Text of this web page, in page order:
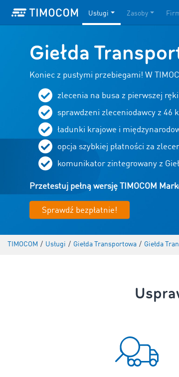
Usługi Zasoby
Giełda
Koniec z pustymi przebiegami! W
zlecenia na busa z pierwszej ręki
sprawdzeni zleceniodawcy z46
ładunki krajowe i
opcja szybkiej płatności za
komunikator zintegrowany z
Przetestuj pełną wersję TIMOCOM
Sprawdź bezpłatnie!
TIMOCOM / Usługi / Giełda Transportowa / Giełda